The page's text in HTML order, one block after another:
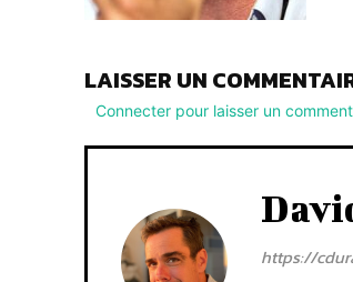
LAISSER UN
Connecter pour laisser un
https://